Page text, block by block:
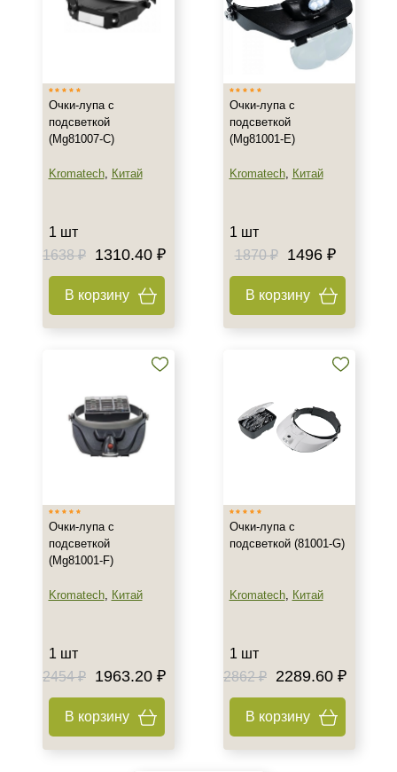
Очки-лупа с
подсветкой
(Mg81007-C)
Kromatech, Китай
1 шт
1638 ₽
1310.40 ₽
В корзину
Очки-лупа с
подсветкой
(Mg81001-Е)
Kromatech, Китай
1 шт
1870 ₽
1496 ₽
В корзину
Очки-лупа с
подсветкой
(Mg81001-F)
Kromatech, Китай
1 шт
2454 ₽
1963.20 ₽
В корзину
Очки-лупа с
подсветкой (81001-G)
Kromatech, Китай
1 шт
2862 ₽
2289.60 ₽
В корзину